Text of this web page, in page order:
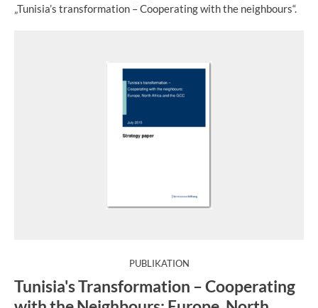
„Tunisia’s transformation – Cooperating with the neighbours“.
PUBLIKATION:
Tunisia's Transformation – Cooperating
The assassination of tourists in Sousse is a call: Tunisia